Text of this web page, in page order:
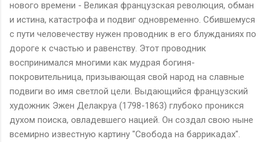
нового времени - Великая французская революция, обман
и истина, катастрофа и подвиг одновременно. Сбившемуся
с пути человечеству нужен проводник в его блужданиях по
дороге к счастью и равенству. Этот проводник
воспринимался многими как мудрая богиня-
покровительница, призывающая свой народ на славные
подвиги во имя светлой цели. Выдающийся французский
художник Эжен Делакруа (1798-1863) глубоко проникся
духом поиска, овладевшего нацией. Он создал свою ныне
всемирно известную картину "Свобода на баррикадах".